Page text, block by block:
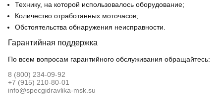
Технику, на которой использовалось оборудование;
Количество отработанных моточасов;
Обстоятельства обнаружения неисправности.
Гарантийная поддержка
По всем вопросам гарантийного обслуживания обращайтесь:
8 (800) 234-09-92
+7 (915) 210-80-01
info@specgidravlika-msk.su